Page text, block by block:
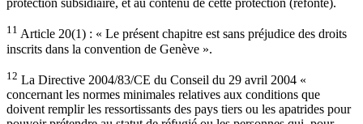
protection subsidiaire, et au contenu de cette protection (refonte).
11 Article 20(1) : « Le présent chapitre est sans préjudice des droits
inscrits dans la convention de Genève ».
12 La Directive 2004/83/CE du Conseil du 29 avril 2004 «
concernant les normes minimales relatives aux conditions que
doivent remplir les ressortissants des pays tiers ou les apatrides pour